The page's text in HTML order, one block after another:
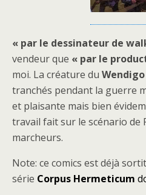
« par le dessinateur de
vendeur que « par le
moi. La créature du Wendigo
tranchés pendant la guerre
et plaisante mais bien
travail fait sur le scénario de
marcheurs.
Note: ce comics est déjà
série Corpus Hermeticum